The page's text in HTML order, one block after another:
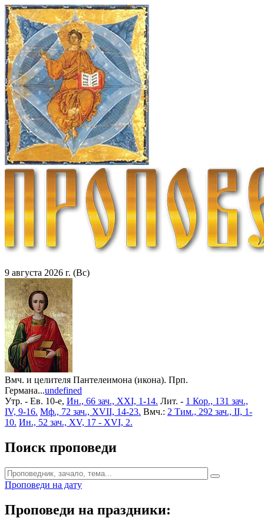
9 августа 2026 г. (Вс)
Вмч. и целителя Пантелеимона (икона). Прп.
Германа...undefined
Утр. - Ев. 10-е, Ин., 66 зач., XXI, 1-14. Лит. - 1 Кор., 131 зач.,
IV, 9-16. Мф., 72 зач., XVII, 14-23. Вмч.: 2 Тим., 292 зач., II, 1-
10. Ин., 52 зач., XV, 17 - XVI, 2.
Поиск проповеди
Проповеди на дату
Проповеди на праздники: